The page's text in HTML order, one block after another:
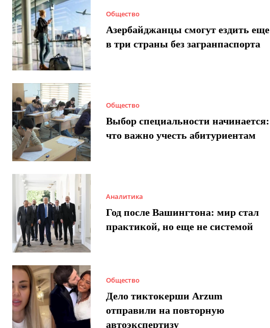
Общество
Азербайджанцы смогут ездить еще
в три страны без загранпаспорта
Общество
Выбор специальности начинается:
что важно учесть абитуриентам
Аналитика
Год после Вашингтона: мир стал
практикой, но еще не системой
Общество
Дело тиктокерши Arzum
отправили на повторную
автоэкспертизу